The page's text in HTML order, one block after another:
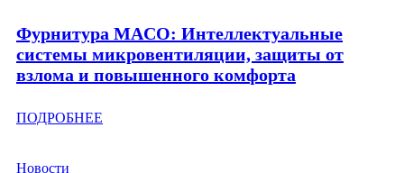
Фурнитура MACO: Интеллектуальные
системы микровентиляции, защиты от
взлома и повышенного комфорта
ПОДРОБНЕЕ
Новости